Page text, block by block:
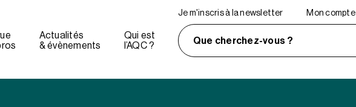
Actualités
& évènements
Qui est
l’AQC ?
Je m'inscris à la newsletter Mon compte
Que cherchez-vous ?